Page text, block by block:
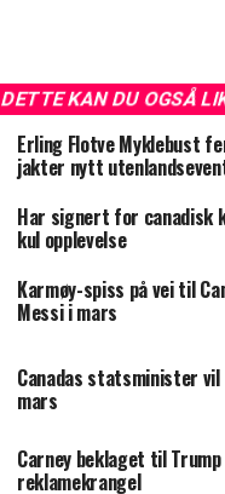
DETTE KAN DU OGSÅ
Erling Flotve Myklebust
jakter nytt
Har signert for canadisk
kul opplevelse
Karmøy-spiss på vei til
Messi i mars
Canadas statsminister
mars
Carney beklaget til
reklamekrangel